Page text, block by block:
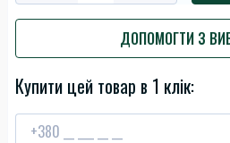
ДОПОМОГТИ З
Купити цей товар в 1 клік: